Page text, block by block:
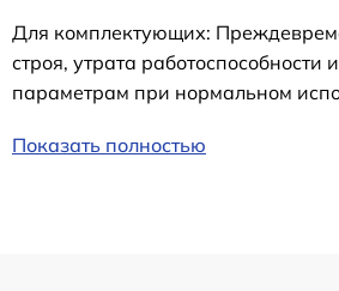
Для комплектующих:
строя, утрата работоспособности
параметрам при нормальном
Показать полностью